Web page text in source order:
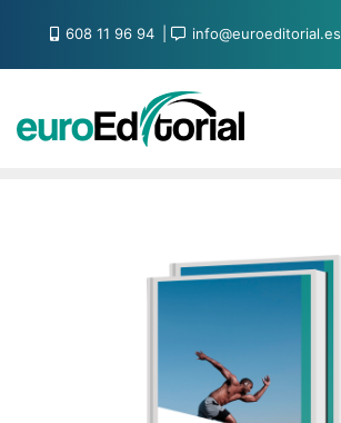
608 11 96 94 info@euroeditorial.es